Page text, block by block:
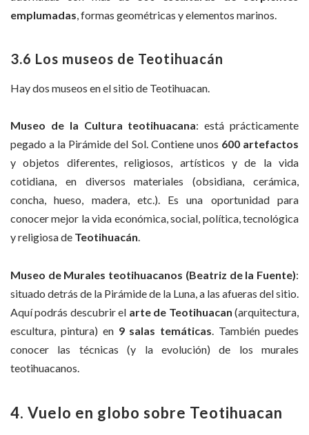
emplumadas , formas geométricas y elementos marinos.
3.6 Los museos de Teotihuacán
Hay dos museos en el sitio de Teotihuacan.
Museo de la Cultura teotihuacana: está prácticamente
pegado a la Pirámide del Sol. Contiene unos 600 artefactos
y objetos diferentes, religiosos, artísticos y de la vida
cotidiana, en diversos materiales (obsidiana, cerámica,
concha, hueso, madera, etc.). Es una oportunidad para
conocer mejor la vida económica, social, política, tecnológica
y religiosa de Teotihuacán.
Museo de Murales teotihuacanos (Beatriz de la Fuente):
situado detrás de la Pirámide de la Luna, a las afueras del sitio.
Aquí podrás descubrir el arte de Teotihuacan(arquitectura,
escultura, pintura) en 9 salas temáticas . También puedes
conocer las técnicas (y la evolución) de los murales
teotihuacanos.
4. Vuelo en globo sobre Teotihuacan